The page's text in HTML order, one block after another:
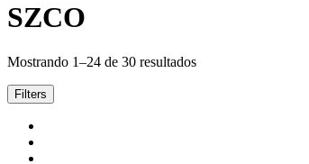
SZCO
Mostrando 1–24 de 30 resultados
Filters